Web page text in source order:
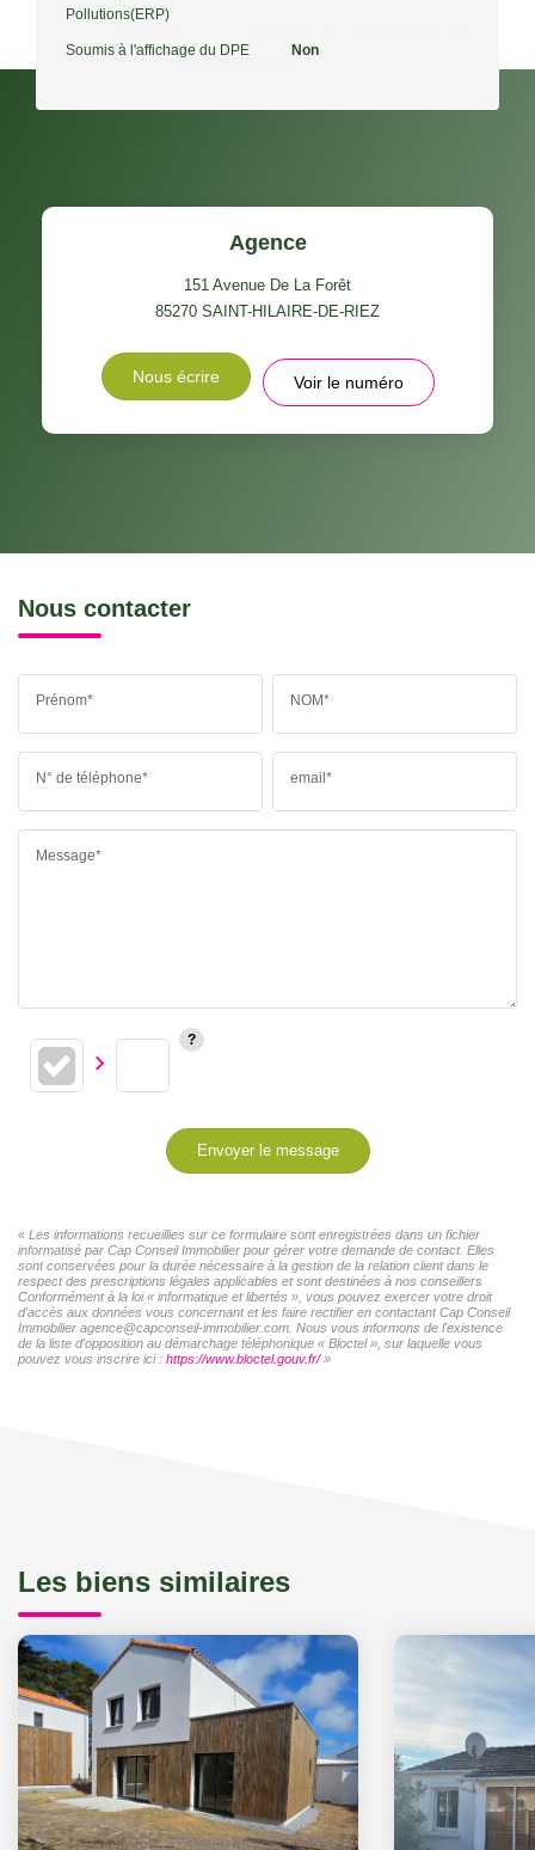
Pollutions(ERP)
Soumis à l'affichage du DPE Non
Agence
151 Avenue De La Forêt
85270 SAINT-HILAIRE-DE-RIEZ
Nous écrire Voir le numéro
Nous contacter
Prénom* NOM*
N° de téléphone* email*
Message*
Envoyer le message
« Les informations recueillies sur ce formulaire sont enregistrées dans un fichier
informatisé par Cap Conseil Immobilier pour gérer votre demande de contact. Elles
sont conservées pour la durée nécessaire à la gestion de la relation client dans le
respect des prescriptions légales applicables et sont destinées à nos conseillers
Conformément à la loi « informatique et libertés », vous pouvez exercer votre droit
d'accès aux données vous concernant et les faire rectifier en contactant Cap Conseil
Immobilier agence@capconseil-immobilier.com. Nous vous informons de l'existence
de la liste d'opposition au démarchage téléphonique « Bloctel », sur laquelle vous
pouvez vous inscrire ici : https://www.bloctel.gouv.fr/»
Les biens similaires